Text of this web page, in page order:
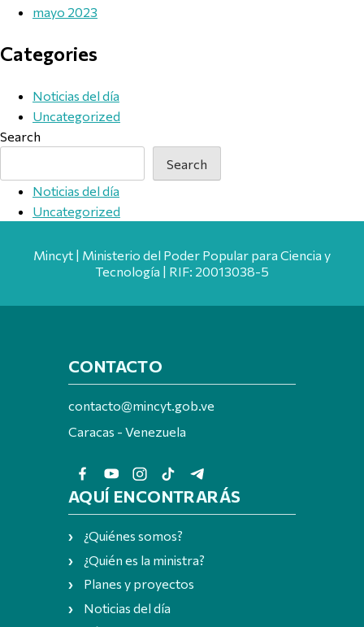
mayo 2023
Categories
Noticias del día
Uncategorized
Search
Search
Noticias del día
Uncategorized
Mincyt | Ministerio del Poder Popular para Ciencia y
Tecnología | RIF: 20013038-5
CONTACTO
contacto@mincyt.gob.ve
Caracas - Venezuela
AQUÍ ENCONTRARÁS
¿Quiénes somos?
¿Quién es la ministra?
Planes y proyectos
Noticias del día